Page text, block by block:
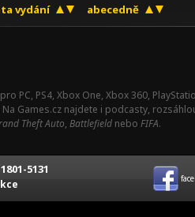
vydání abecedně
pro PC, PS4, Xbox One, Xbox 360,
Games.cz najdete i podcasty,
Theft Auto, Battlefield nebo FIFA.
5131